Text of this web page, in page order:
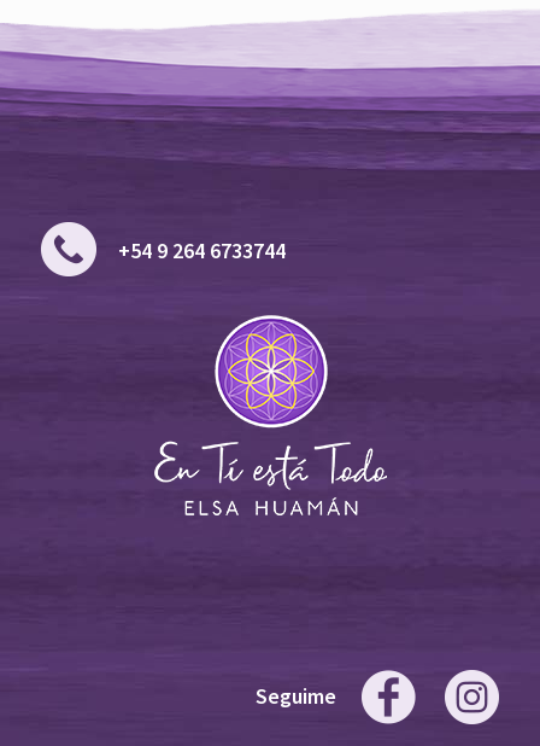
+54 9 264 6733744
Seguime